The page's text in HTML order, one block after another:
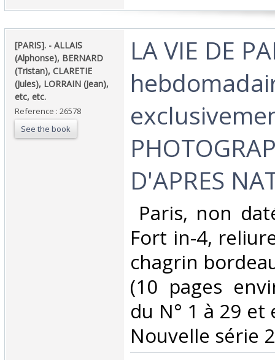
‎[PARIS]. - ALLAIS
(Alphonse), BERNARD
(Tristan), CLARETIE
(Jules), LORRAIN (Jean),
etc, etc.‎
Reference : 26578
See the book
‎LA VIE DE
D'APRES
Paris, non
Fort in-4,
chagrin
(10 pages
du N° 1 à 29
Nouvelle série